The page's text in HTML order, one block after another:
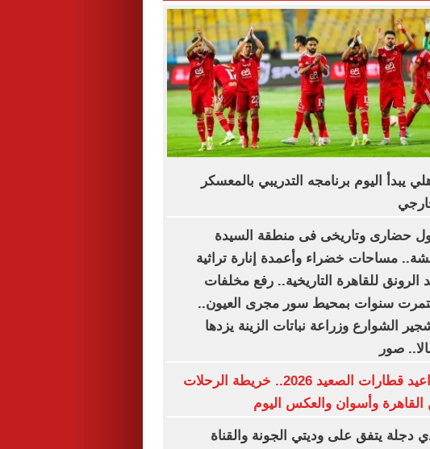
يبدأ اليوم برنامجه التدريبي بالمعسكر
حضارى وتاريخى فى منطقة السيدة
مساحات خضراء وأعمدة إنارة تراثية
الرونق للقاهرة التاريخية.. رفع مخلفات
سنوات بمحيط سور مجرى العيون..
الشوارع وزراعة نباتات الزينة يزدها
صور
مواعيد قطارات الصعيد 2026.. خريطة الرحلات
وأسوان والعكس اليوم
دجلة يتفق على وديتي الجونة والقناة